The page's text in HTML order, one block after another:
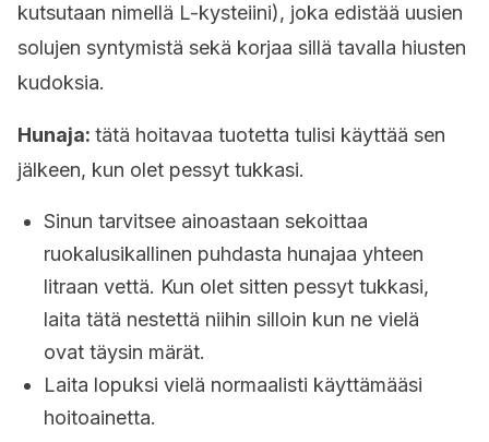
kutsutaan nimellä L-kysteiini), joka edistää uusien
solujen syntymistä sekä korjaa sillä tavalla hiusten
kudoksia.
Hunaja: tätä hoitavaa tuotetta tulisi käyttää sen
jälkeen, kun olet pessyt tukkasi.
Sinun tarvitsee ainoastaan sekoittaa
ruokalusikallinen puhdasta hunajaa yhteen
litraan vettä. Kun olet sitten pessyt tukkasi,
laita tätä nestettä niihin silloin kun ne vielä
ovat täysin märät.
Laita lopuksi vielä normaalisti käyttämääsi
hoitoainetta.